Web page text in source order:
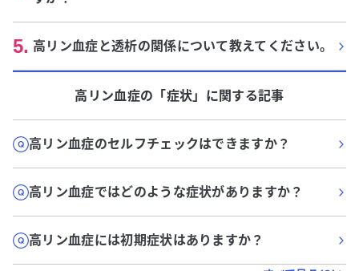
5. 高リン血症と透析の関係について教えてください。
高リン血症の「症状」に関する記事
高リン血症のセルフチェックはできますか？
高リン血症ではどのような症状がありますか？
高リン血症には初期症状はありますか？